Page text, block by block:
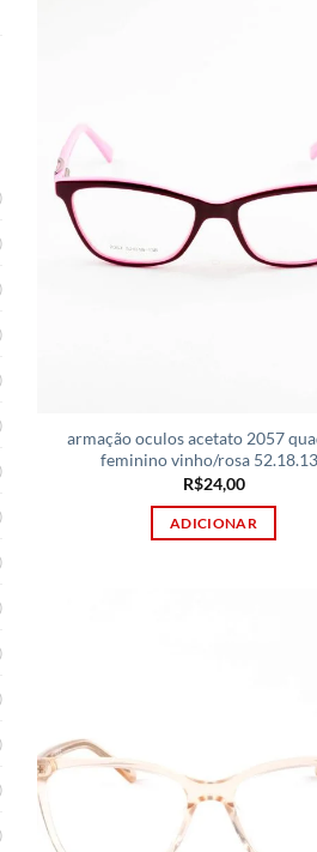
armação oculos acetato 2057
feminino vinho/rosa
R$24,00
ADICIONAR